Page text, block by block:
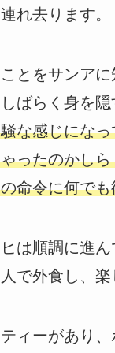
れ去ります。
とをサンアに
ばらく身を隠
な感じにな
ったのかしら
命令に何で
は順調に進ん
で外食し、楽
ィーがあり